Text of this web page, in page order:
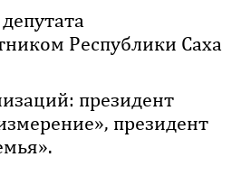
Республики Саха
президент
президент